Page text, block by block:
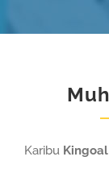
Karibu